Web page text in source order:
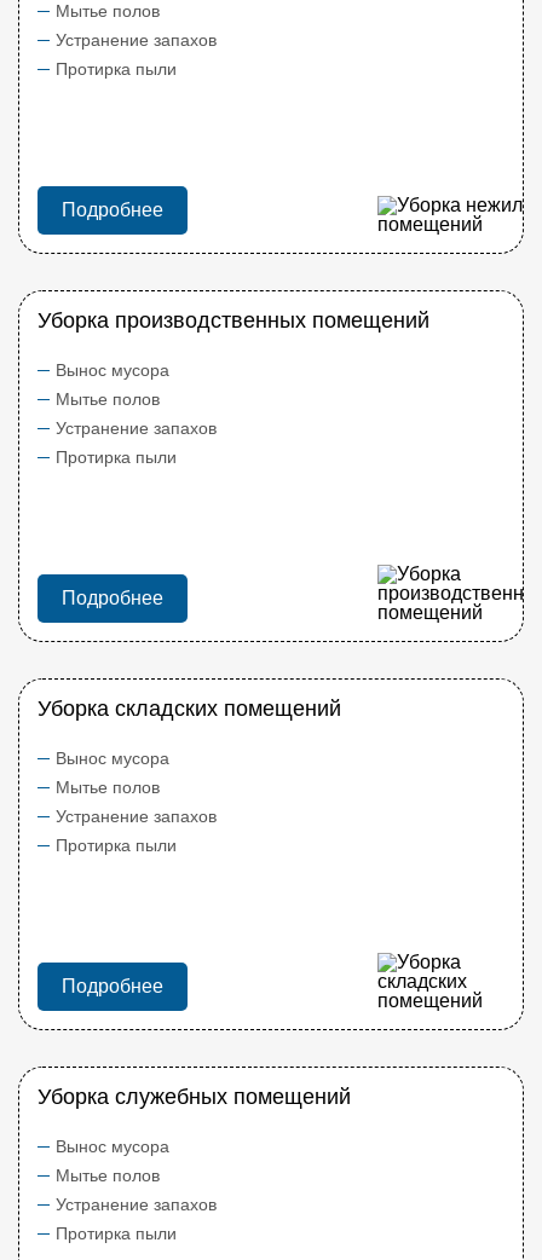
Мытье полов
Устранение запахов
Протирка пыли
Подробнее
Уборка производственных помещений
Вынос мусора
Мытье полов
Устранение запахов
Протирка пыли
Подробнее
Уборка складских помещений
Вынос мусора
Мытье полов
Устранение запахов
Протирка пыли
Подробнее
Уборка служебных помещений
Вынос мусора
Мытье полов
Устранение запахов
Протирка пыли